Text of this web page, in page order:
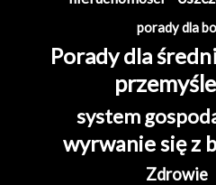
porady dla
Porady dla
system
wyrwanie się z
Zdrowie